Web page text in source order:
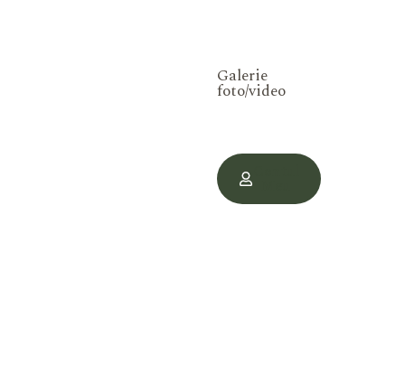
Galerie
foto/video